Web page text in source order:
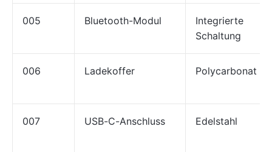
005 Bluetooth-Modul
Integrierte
Schaltung
006 Ladekoffer Polycarbonat
007 USB-C-Anschluss Edelstahl